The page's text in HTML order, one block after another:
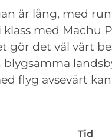
är lång, med
klass med Machu
gör det väl värt
blygsamma
flyg avsevärt
Tid